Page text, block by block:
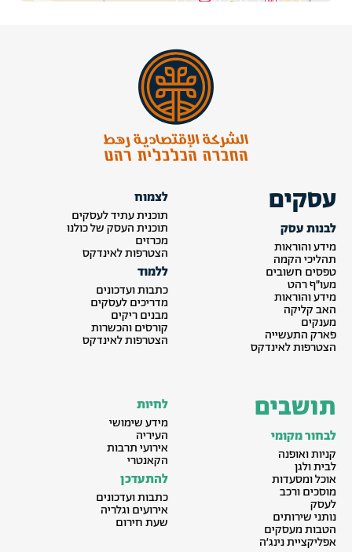
עסקים
לבנות עסק
מידע והוראות
תהליכי הקמה
טפסים חשובים
מעו״ף רהט
מידע והוראות
האב קליקה
מענקים
פארק התעשייה
הצטרפות לאינדקס
לצמוח
תוכנית עתיד לעסקים
תוכנית העסק של כולנו
מכרזים
הצטרפות לאינדקס
ללמוד
כתבות ועדכונים
מדריכים לעסקים
מבנים ריקים
קורסים והכשרות
הצטרפות לאינדקס
תושבים
לבחור מקומי
קניות ואופנה
לבית ולגן
אוכל ומסעדות
מוסכים ורכב
לעסק
נותני שירותים
הטבות מעסקים
אפליקציית נינג׳ה
לחיות
מידע שימושי
העיריה
אירועי תרבות
הקאנטרי
להתעדכן
כתבות ועדכונים
אירועים וגלריה
שעת חירום